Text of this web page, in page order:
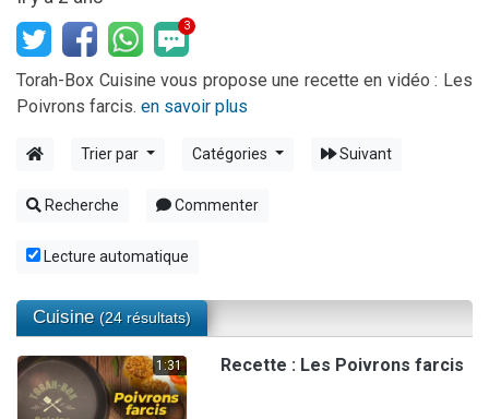
Il reste 49 places pour étudier en groupe sur Zoom
2 personnes viennent de nous rejoindre sur WhatsApp
2 nouvelles musiques dans Torah-Box Music
3
Torah-Box Cuisine vous propose une recette en vidéo : Les
Poivrons farcis. en savoir plus
Trier par Catégories Suivant
Recherche Commenter
Lecture automatique
Cuisine (24 résultats)
1:31 Recette : Les Poivrons farcis